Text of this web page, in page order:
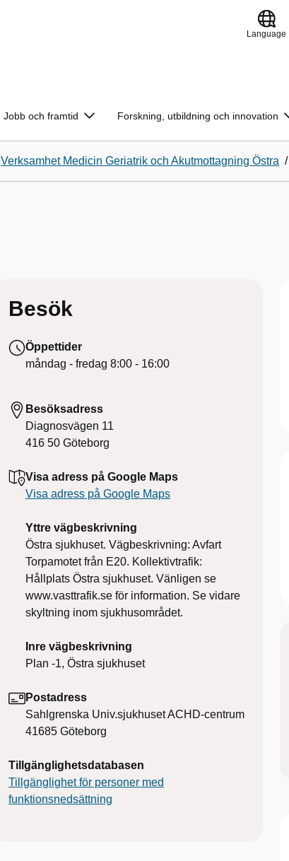
Language
Jobb och framtid Forskning, utbildning och innovation
Verksamhet Medicin Geriatrik och Akutmottagning Östra /
Besök
Öppettider
måndag - fredag 8:00 - 16:00
Besöksadress
Diagnosvägen 11
416 50 Göteborg
Visa adress på Google Maps
Visa adress på Google Maps
Yttre vägbeskrivning
Östra sjukhuset. Vägbeskrivning: Avfart
Torpamotet från E20. Kollektivtrafik:
Hållplats Östra sjukhuset. Vänligen se
www.vasttrafik.se för information. Se vidare
skyltning inom sjukhusområdet.
Inre vägbeskrivning
Plan -1, Östra sjukhuset
Postadress
Sahlgrenska Univ.sjukhuset ACHD-centrum
41685 Göteborg
Tillgänglighetsdatabasen
Tillgänglighet för personer med
funktionsnedsättning